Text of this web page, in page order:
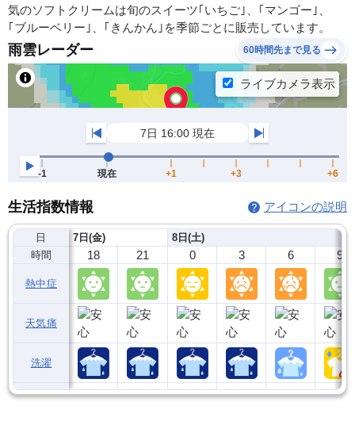
気のソフトクリームは旬のスイーツ｢いちご｣、｢マンゴー｣、
｢ブルーベリー｣、｢きんかん｣を季節ごとに販売しています。
雨雲レーダー 60時間先まで見る
生活指数情報 アイコンの説明
日
時間
熱中症
天気痛
洗濯
7日(金)
18 21
8日(土)
0 3 6 9